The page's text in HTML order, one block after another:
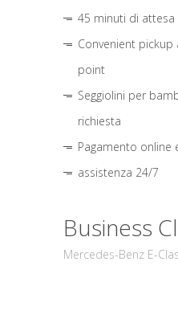
45 minuti di
Convenient
point
Seggiolini per
richiesta
Pagamento online
assistenza 24/7
Business
Mercedes-Benz E-